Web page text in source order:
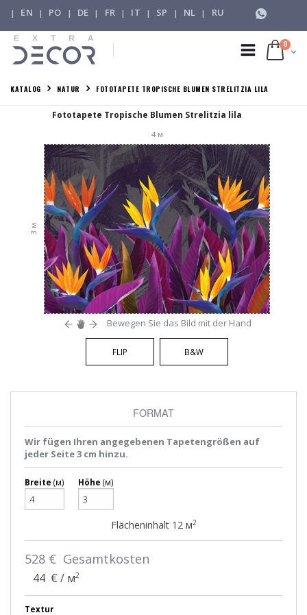
| EN | PO | DE | FR | IT | SP | NL | RU
0
KATALOG NATUR FOTOTAPETE TROPISCHE BLUMEN STRELITZIA LILA
Fototapete Tropische Blumen Strelitzia lila
4м
3
м
Bewegen Sie das Bild mit der Hand
FLIP B&W
FORMAT
Wir fügen Ihren angegebenen Tapetengrößen auf
jeder Seite 3 cm hinzu.
Breite (м) Höhe (м)
Flächeninhalt 12 м2
528 € Gesamtkosten
44 € / м2
Textur